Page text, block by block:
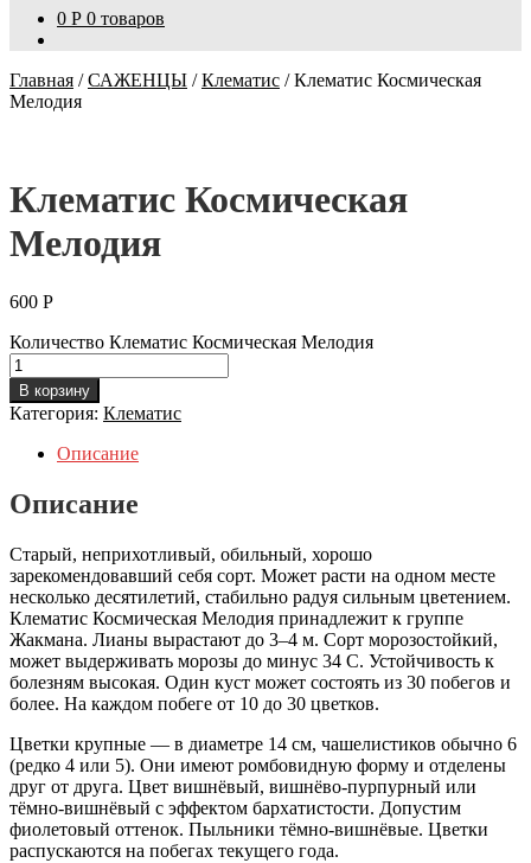
0 Р 0 товаров
Главная /САЖЕНЦЫ /Клематис /Клематис Космическая
Мелодия
Клематис Космическая
Мелодия
600 Р
Количество Клематис Космическая Мелодия
В корзину
Категория: Клематис
Описание
Описание
Старый, неприхотливый, обильный, хорошо
зарекомендовавший себя сорт. Может расти на одном месте
несколько десятилетий, стабильно радуя сильным цветением.
Клематис Космическая Мелодия принадлежит к группе
Жакмана. Лианы вырастают до 3–4 м. Сорт морозостойкий,
может выдерживать морозы до минус 34 С. Устойчивость к
болезням высокая. Один куст может состоять из 30 побегов и
более. На каждом побеге от 10 до 30 цветков.
Цветки крупные — в диаметре 14 см, чашелистиков обычно 6
(редко 4 или 5). Они имеют ромбовидную форму и отделены
друг от друга. Цвет вишнёвый, вишнёво-пурпурный или
тёмно-вишнёвый с эффектом бархатистости. Допустим
фиолетовый оттенок. Пыльники тёмно-вишнёвые. Цветки
распускаются на побегах текущего года.